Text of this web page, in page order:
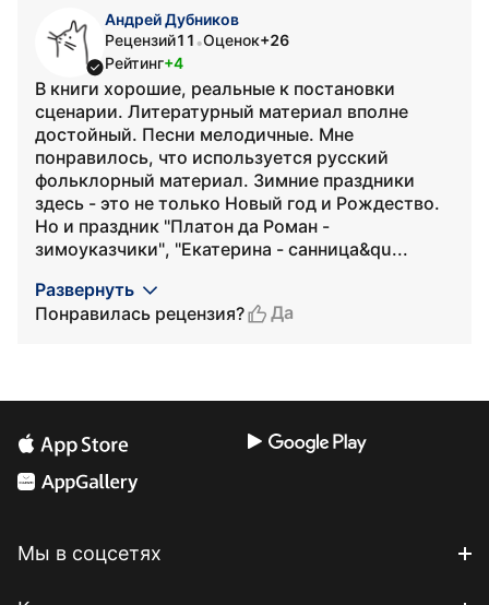
Андрей Дубников
Рецензий11 •Оценок+26
Рейтинг+4
В книги хорошие, реальные к постановки
сценарии. Литературный материал вполне
достойный. Песни мелодичные. Мне
понравилось, что используется русский
фольклорный материал. Зимние праздники
здесь - это не только Новый год и Рождество.
Но и праздник "Платон да Роман -
зимоуказчики", "Екатерина - санница&qu...
Развернуть
Понравилась рецензия?
Да
Мы в соцсетях